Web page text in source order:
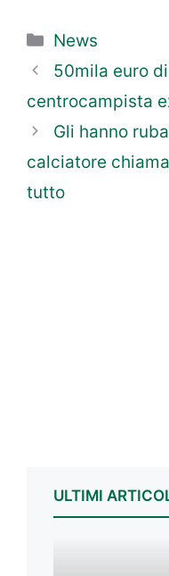
Categorie
News
50mila euro
centrocampista
Gli hanno
calciatore
tutto
ULTIMI